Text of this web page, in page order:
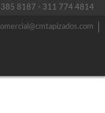
385 8187 - 311 774 4814